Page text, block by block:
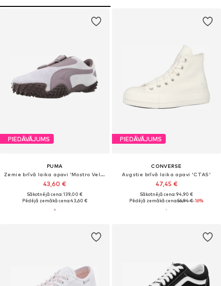
PIEDĀVĀJUMS
PUMA
Zemie brīvā laika apavi 'Mostro Velvet Dream'
43,60 €
Sākotnējā cena: 139,00 €
Pēdējā zemākā cena:43,60 €
PIEDĀVĀJUMS
CONVERSE
Augstie brīvā laika apavi 'CTAS'
47,45 €
Sākotnējā cena: 94,90 €
Pēdējā zemākā cena:56,94 €-16%